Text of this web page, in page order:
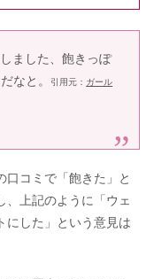
ました、飽きっぽ
なと。
引用元： ガール
口コミで「飽きた」と
、上記のように「ウェ
にした」という意見は